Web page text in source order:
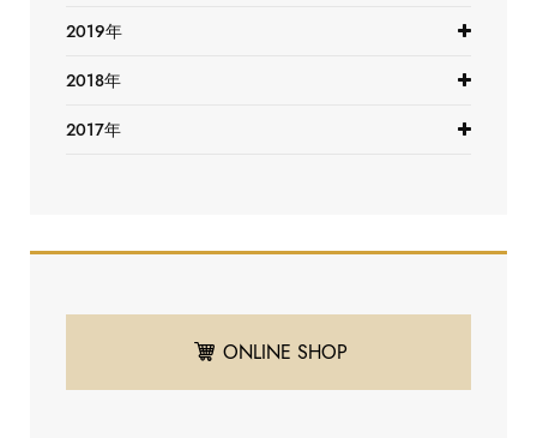
2019年
2018年
2017年
ONLINE SHOP